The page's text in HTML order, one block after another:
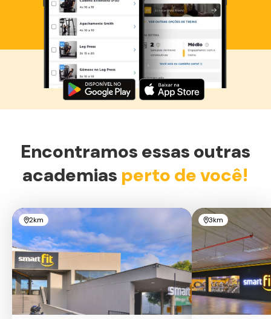
Baixe agora o Smart Fit App
Encontramos essas outras
academias perto de você!
2km 3km